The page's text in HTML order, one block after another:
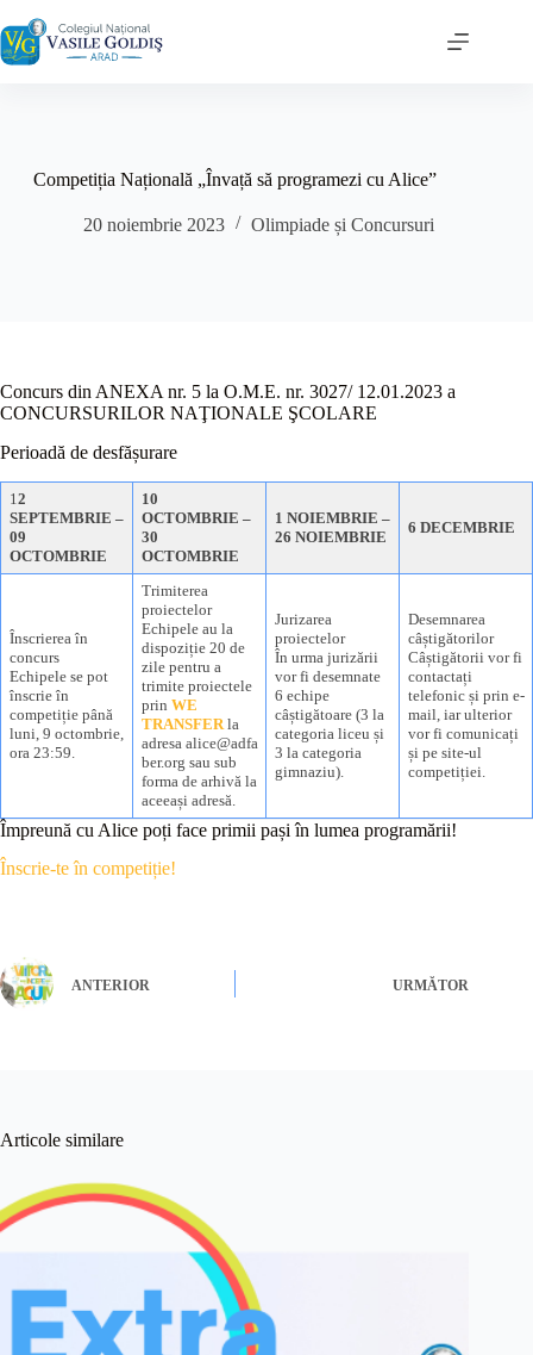
la
conținut
Competiția Națională „Învață să programezi cu Alice”
20 noiembrie 2023 Olimpiade și Concursuri
Concurs din ANEXA nr. 5 la O.M.E. nr. 3027/ 12.01.2023 a
CONCURSURILOR NAŢIONALE ŞCOLARE
Perioadă de desfășurare
1 2
SEPTEMBRIE –
09
OCTOMBRIE
10
OCTOMBRIE –
30
OCTOMBRIE
1 NOIEMBRIE –
26 NOIEMBRIE
6 DECEMBRIE
Înscrierea în
concurs
Echipele se pot
înscrie în
competiție până
luni, 9 octombrie,
ora 23:59.
Trimiterea
proiectelor
Echipele au la
dispoziție 20 de
zile pentru a
trimite proiectele
prin WE
TRANSFERla
adresa alice@adfa
ber.org sau sub
forma de arhivă la
aceeași adresă.
Jurizarea
proiectelor
În urma jurizării
vor fi desemnate
6 echipe
câștigătoare (3 la
categoria liceu și
3 la categoria
gimnaziu).
Desemnarea
câștigătorilor
Câștigătorii vor fi
contactați
telefonic și prin e-
mail, iar ulterior
vor fi comunicați
și pe site-ul
competiției.
Împreună cu Alice poți face primii pași în lumea programării!
Înscrie-te în competiție!
ANTERIOR URMĂTOR
Articole similare